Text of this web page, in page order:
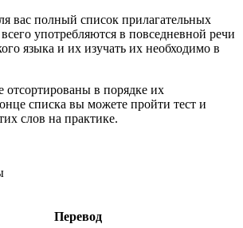
вас полный список прилагательных
употребляются в повседневной речи
языка и их изучать их необходимо в
отсортированы в порядке их
списка вы можете пройти тест и
слов на практике.
Перевод